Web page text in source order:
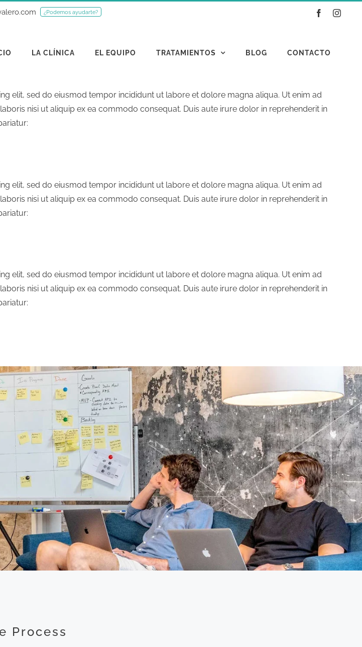
¿Podemos ayudarte? Facebook
LA CLÍNICA EL EQUIPO TRATAMIENTOS BLOG CONTACTO
elit, sed do eiusmod tempor incididunt ut labore et dolore magna aliqua. Ut enim ad
nisi ut aliquip ex ea commodo consequat. Duis aute irure dolor in reprehenderit in
elit, sed do eiusmod tempor incididunt ut labore et dolore magna aliqua. Ut enim ad
nisi ut aliquip ex ea commodo consequat. Duis aute irure dolor in reprehenderit in
elit, sed do eiusmod tempor incididunt ut labore et dolore magna aliqua. Ut enim ad
nisi ut aliquip ex ea commodo consequat. Duis aute irure dolor in reprehenderit in
Process